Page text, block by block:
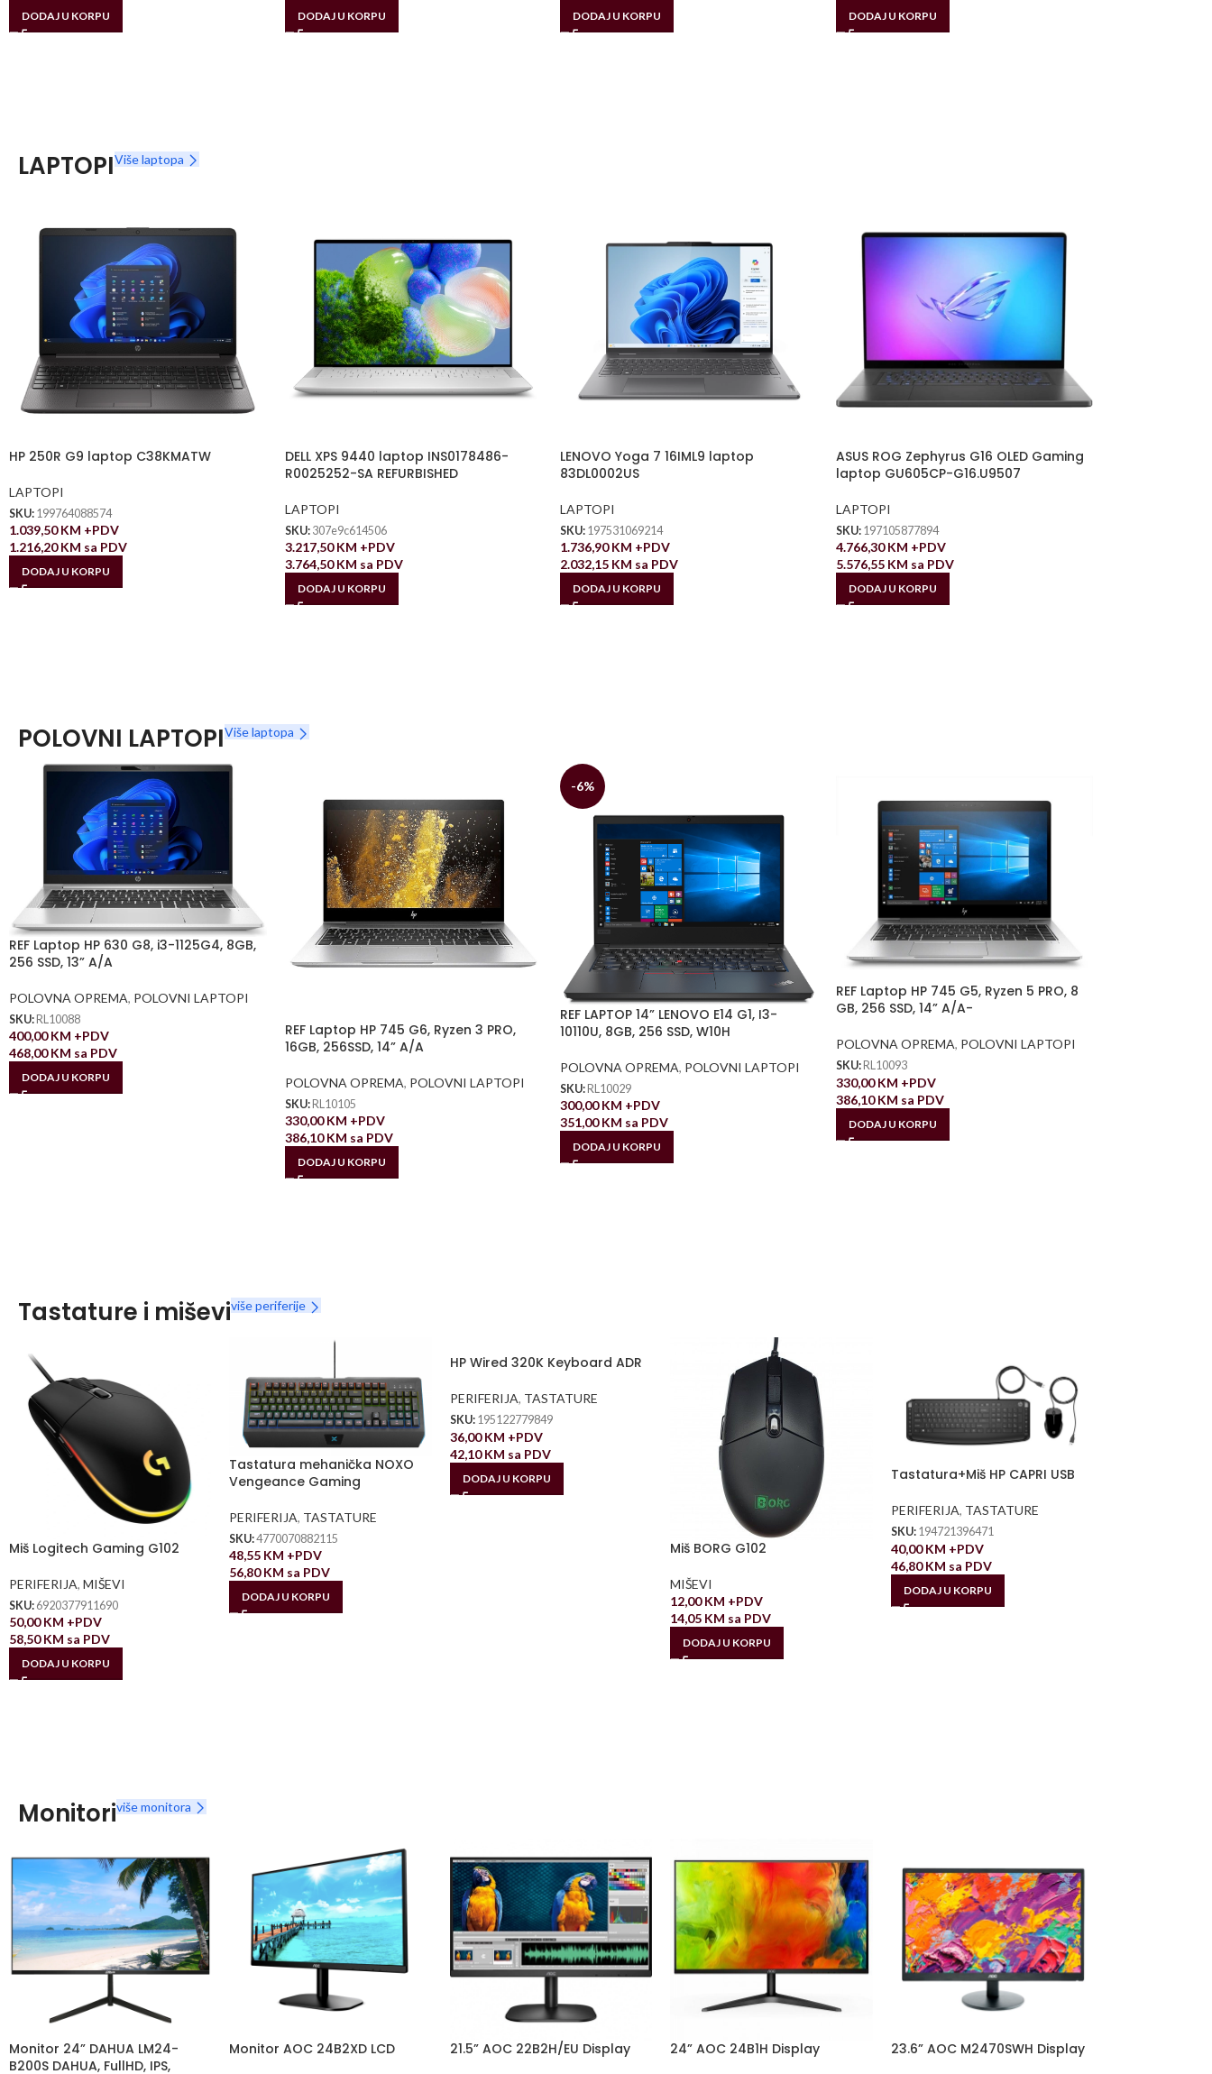
DODAJ U KORPU DODAJ U KORPU DODAJ U KORPU DODAJ U KORPU
LAPTOPIViše laptopa
HP 250R G9 laptop C38KMATW
LAPTOPI
SKU: 199764088574
1.039,50KM +PDV
1.216,20KM sa PDV
DODAJ U KORPU
DELL XPS 9440 laptop INS0178486-
R0025252-SA REFURBISHED
LAPTOPI
SKU: 307e9c614506
3.217,50KM +PDV
3.764,50KM sa PDV
DODAJ U KORPU
LENOVO Yoga 7 16IML9 laptop
83DL0002US
LAPTOPI
SKU: 197531069214
1.736,90KM +PDV
2.032,15 KM sa PDV
DODAJ U KORPU
ASUS ROG Zephyrus G16 OLED Gaming
laptop GU605CP-G16.U9507
LAPTOPI
SKU: 197105877894
4.766,30KM +PDV
5.576,55 KM sa PDV
DODAJ U KORPU
POLOVNI LAPTOPIViše laptopa
REF Laptop HP 630 G8, i3-1125G4, 8GB,
256 SSD, 13” A/A
POLOVNA OPREMA, POLOVNI LAPTOPI
SKU: RL10088
400,00KM +PDV
468,00KM sa PDV
DODAJ U KORPU
REF Laptop HP 745 G6, Ryzen 3 PRO,
16GB, 256SSD, 14” A/A
POLOVNA OPREMA, POLOVNI LAPTOPI
SKU: RL10105
330,00KM +PDV
386,10KM sa PDV
DODAJ U KORPU
-6%
REF LAPTOP 14” LENOVO E14 G1, I3-
10110U, 8GB, 256 SSD, W10H
POLOVNA OPREMA, POLOVNI LAPTOPI
SKU: RL10029
300,00KM +PDV
351,00KM sa PDV
DODAJ U KORPU
REF Laptop HP 745 G5, Ryzen 5 PRO, 8
GB, 256 SSD, 14” A/A-
POLOVNA OPREMA, POLOVNI LAPTOPI
SKU: RL10093
330,00KM +PDV
386,10KM sa PDV
DODAJ U KORPU
Tastature i miševiviše periferije
Miš Logitech Gaming G102
PERIFERIJA, MIŠEVI
SKU: 6920377911690
50,00KM +PDV
58,50KM sa PDV
DODAJ U KORPU
Tastatura mehanička NOXO
Vengeance Gaming
PERIFERIJA, TASTATURE
SKU:4770070882115
48,55 KM +PDV
56,80KM sa PDV
DODAJ U KORPU
HP Wired 320K Keyboard ADR
PERIFERIJA, TASTATURE
SKU: 195122779849
36,00KM +PDV
42,10KM sa PDV
DODAJ U KORPU
Miš BORG G102
MIŠEVI
12,00KM +PDV
14,05 KM sa PDV
DODAJ U KORPU
Tastatura+Miš HP CAPRI USB
PERIFERIJA, TASTATURE
SKU: 194721396471
40,00KM +PDV
46,80KM sa PDV
DODAJ U KORPU
Monitoriviše monitora
Monitor 24” DAHUA LM24-
B200S DAHUA, FullHD, IPS,
Monitor AOC 24B2XD LCD 21.5” AOC 22B2H/EU Display 24” AOC 24B1H Display 23.6” AOC M2470SWH Display